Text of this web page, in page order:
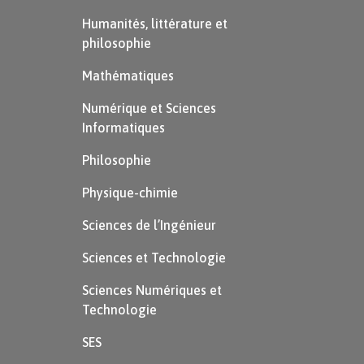
Sido etLes Vrilles de la vigne
suggèrent à leur lecteur de trouver sa
proprevoie(sa propre inspiration), et
d’autre part elles l’invitent à trouver sa
proprevoix(son propre style).
Les descriptions de paysages aident très
probablement Colette à installer le décor
regard » (Michel Mercier).
Plusieurs effets permettent d’installer
Humanités, littérature et
philosophie
Mathématiques
Numérique et Sciences
Informatiques
Philosophie
Physique-chimie
Sciences de l’Ingénieur
Sciences et Technologie
Sciences Numériques et
Technologie
SES